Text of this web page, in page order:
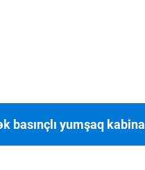
basınçlı yumşaq kabina